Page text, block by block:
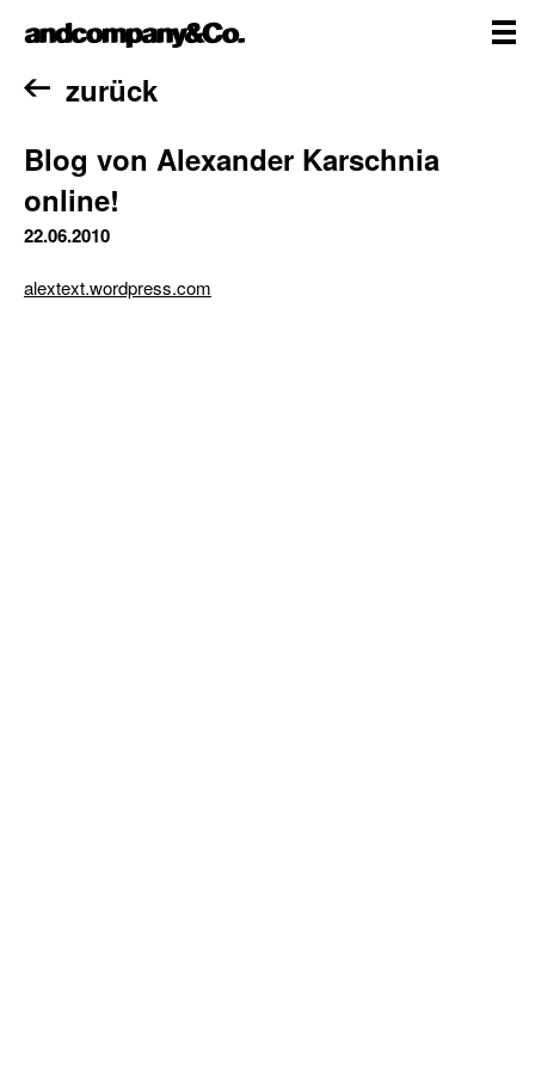
Inhalt
andcompany&Co
Homezurück
Blog von Alexander Karschnia
online!
22.06.2010
alextext.wordpress.com